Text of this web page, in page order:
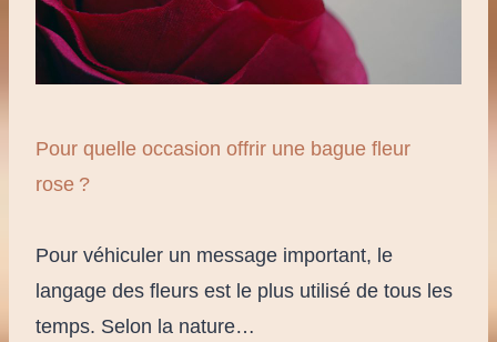
Pour quelle occasion offrir une bague fleur
rose ?
Pour véhiculer un message important, le
langage des fleurs est le plus utilisé de tous les
temps. Selon la nature…